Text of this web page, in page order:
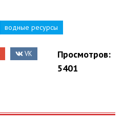
водные ресурсы
VK
Просмотров:
5401